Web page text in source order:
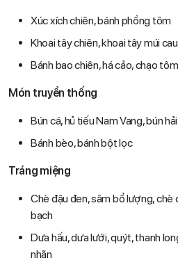
Xúc xích chiên, bánh phồng tôm
Khoai tây chiên, khoai tây múi
Bánh bao chiên, há cảo, chạo
Món truyền thống
Bún cá, hủ tiếu Nam Vang, bún
Bánh bèo, bánh bột lọc
Tráng miệng
Chè đậu đen, sâm bổ lượng, chè
bạch
Dưa hấu, dưa lưới, quýt, thanh
nhãn